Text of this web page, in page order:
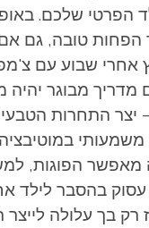
הפרטי שלכם.
הפחות טובה, גם
אחרי שבוע עם
מדריך מבוגר
יצר התחרות
משמעותי
מאפשר הפוגות,
בהסבר לילד
רק בך עלולה